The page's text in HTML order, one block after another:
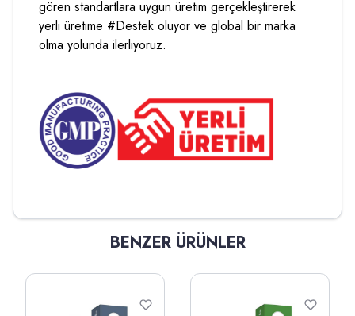
gören standartlara uygun üretim gerçekleştirerek
yerli üretime #Destek oluyor ve global bir marka
olma yolunda ilerliyoruz.
BENZER ÜRÜNLER